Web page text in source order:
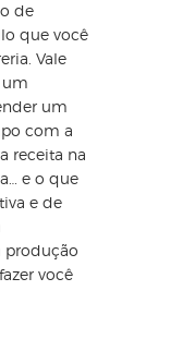
de
que você
Vale
um
um
com a
receita na
e o que
e de
produção
você